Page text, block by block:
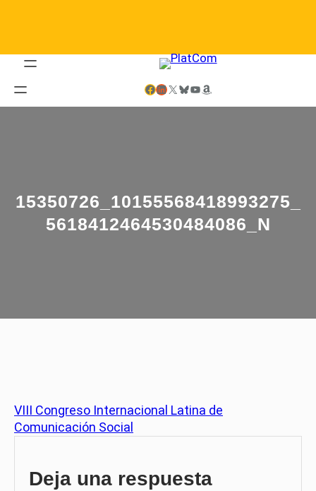
Facebook LinkedIn X Bluesky YouTube Amazon
15350726_10155568418993275_
5618412464530484086_N
VIII Congreso Internacional Latina de
Comunicación Social
Deja una respuesta